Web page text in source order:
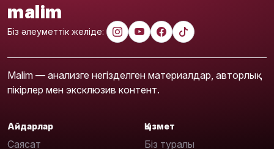
malim
Біз әлеуметтік желіде:
Malim — анализге негізделген материалдар, авторлық
пікірлер мен эксклюзив контент.
Айдарлар
Саясат
Қызмет
Біз туралы